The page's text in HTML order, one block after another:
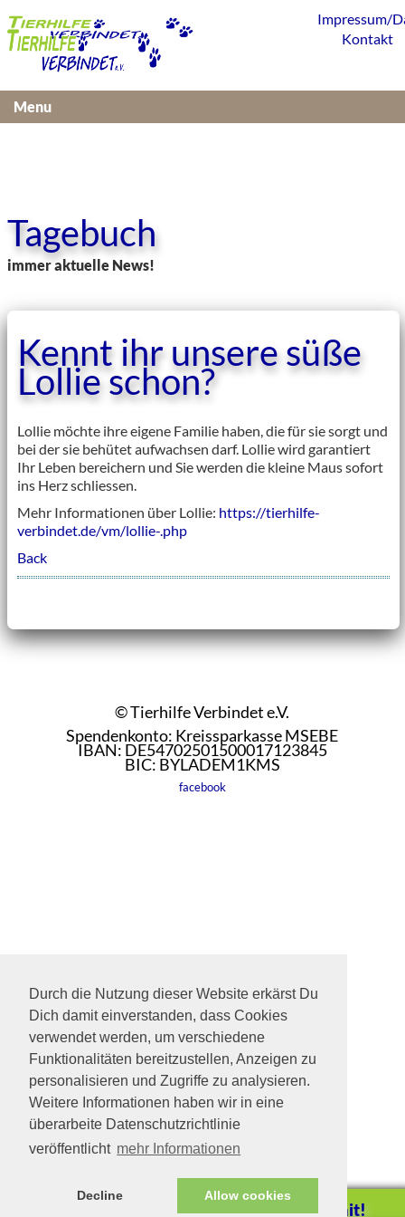
Durch die Nutzung dieser Website erkärst Du
Dich damit einverstanden, dass Cookies
verwendet werden, um verschiedene
Funktionalitäten bereitzustellen, Anzeigen zu
personalisieren und Zugriffe zu analysieren.
Weitere Informationen haben wir in eine
überarbeite Datenschutzrichtlinie
veröffentlicht mehr Informationen
Decline Allow cookies
Tagebuch
immer aktuelle News!
Kennt ihr unsere süße
Lollie schon?
Lollie möchte ihre eigene Familie haben, die für sie sorgt und
bei der sie behütet aufwachsen darf. Lollie wird garantiert
Ihr Leben bereichern und Sie werden die kleine Maus sofort
ins Herz schliessen.
Mehr Informationen über Lollie: https://tierhilfe-
verbindet.de/vm/lollie-.php
Back
© Tierhilfe Verbindet e.V.
Spendenkonto: Kreissparkasse MSEBE
IBAN: DE54702501500017123845
BIC: BYLADEM1KMS
facebook
Impressum/
Kontakt
Helfen Sie mit!
Menu